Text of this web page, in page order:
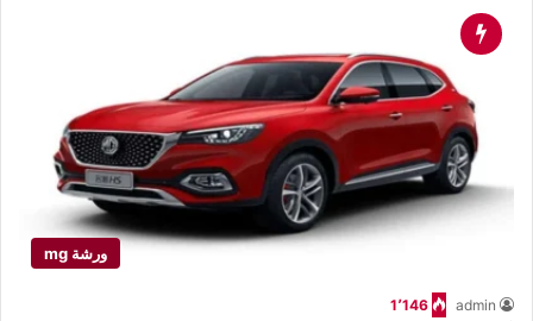
ورشة mg
admin 1٬146